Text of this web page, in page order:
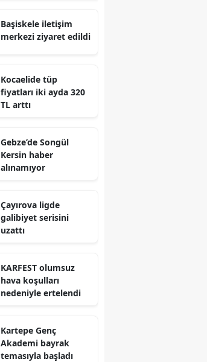
Erzincan
Eskişehir
Gaziantep
Gümüşhane
Hatay
Isparta
İstanbul
Kars
Kastamonu
Başiskele iletişim
merkezi ziyaret edildi
Kocaelide tüp
fiyatları iki ayda 320
TL arttı
Gebze’de Songül
Kersin haber
alınamıyor
Çayırova ligde
galibiyet serisini
uzattı
KARFEST olumsuz
hava koşulları
nedeniyle ertelendi
Kartepe Genç
Akademi bayrak
temasıyla başladı